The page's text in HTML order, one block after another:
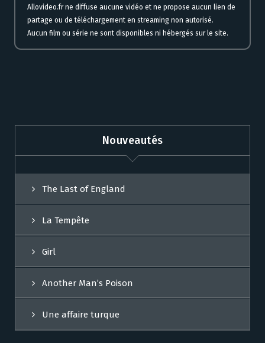
Allovideo.fr ne diffuse aucune vidéo et ne propose aucun lien de
partage ou de téléchargement en streaming non autorisé.
Aucun film ou série ne sont disponibles ni hébergés sur le site.
Nouveautés
The Last of England
La Tempête
Girl
Another Man’s Poison
Une affaire turque